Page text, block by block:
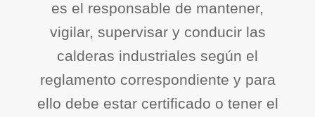
es el responsable de mantener,
vigilar, supervisar y conducir las
calderas industriales según el
reglamento correspondiente y para
ello debe estar certificado o tener el